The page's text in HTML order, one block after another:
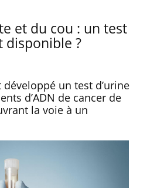
et du cou : un test
?
un test d’urine
d’ADN de cancer de
la voie à un